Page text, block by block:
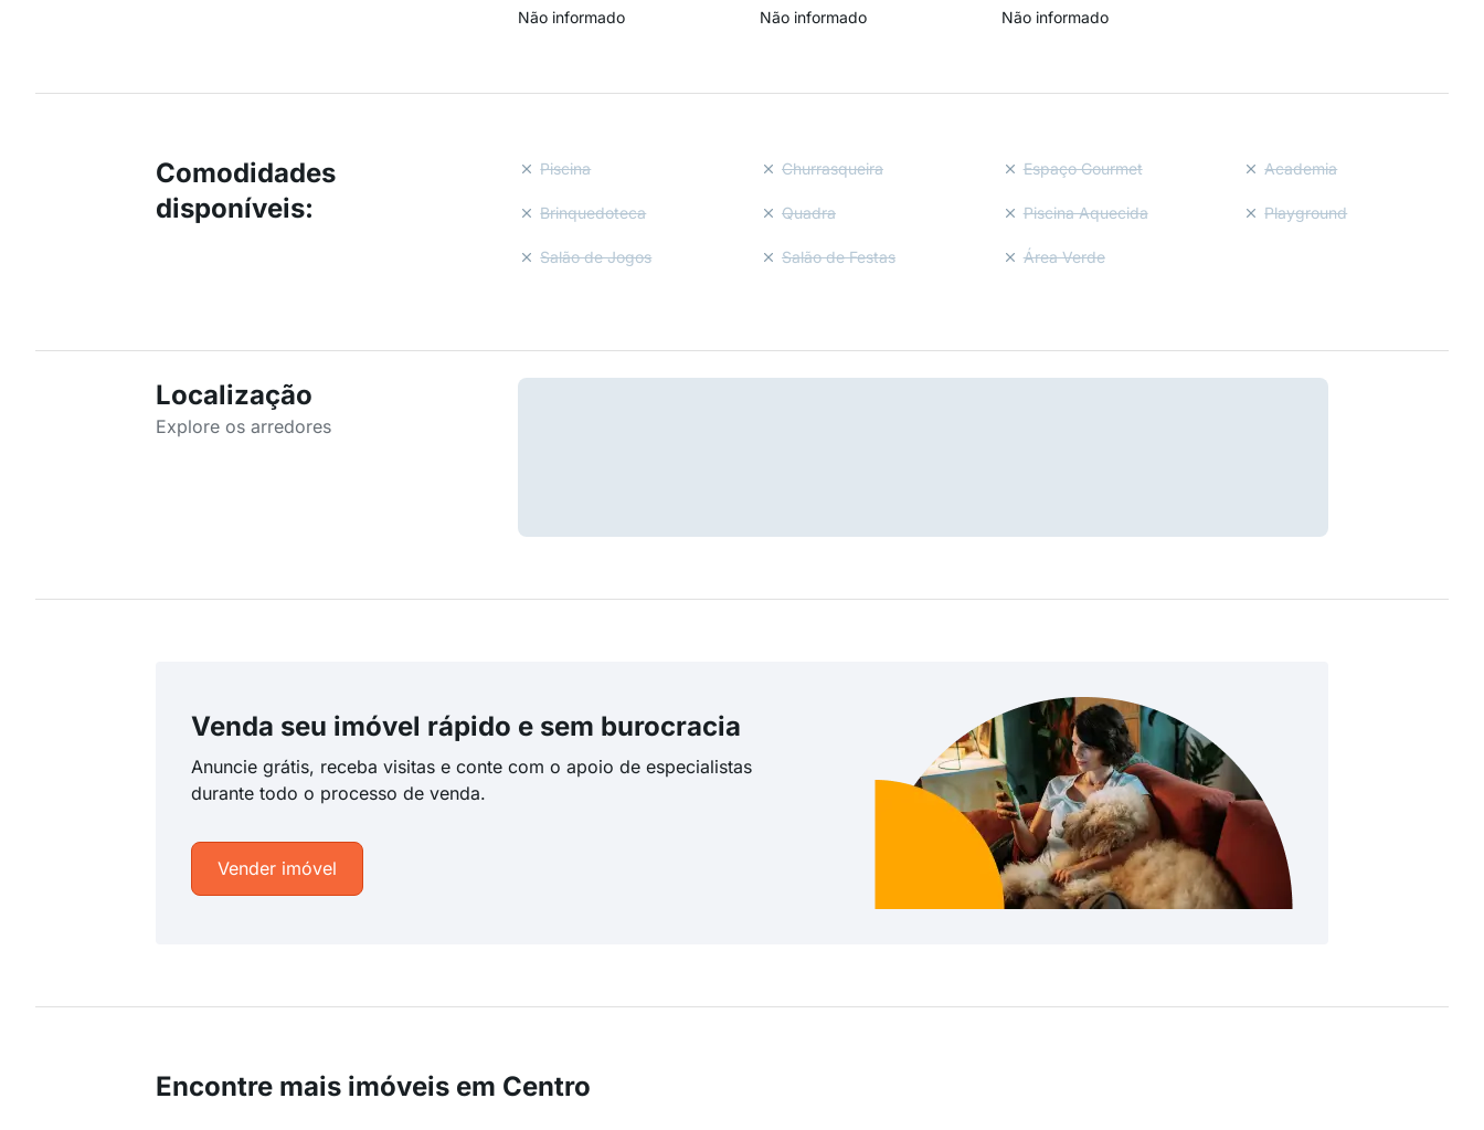
Não informado
Não informado
Não informado
Comodidades
disponíveis:
Piscina Churrasqueira Espaço Gourmet Academia
Brinquedoteca Quadra Piscina Aquecida Playground
Salão de Jogos Salão de Festas Área Verde
Localização
Explore os arredores
Venda seu imóvel rápido e sem burocracia
Anuncie grátis, receba visitas e conte com o apoio de especialistas
durante todo o processo de venda.
Vender imóvel
Encontre mais imóveis em Centro